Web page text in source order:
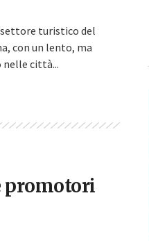
settore turistico del
con un lento, ma
città...
promotori